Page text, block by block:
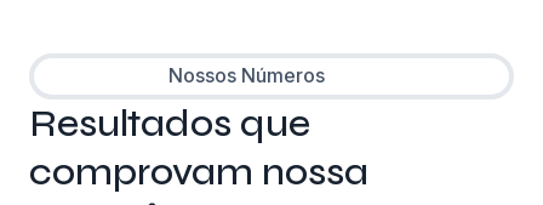
Nossos Números
Resultados que
comprovam nossa